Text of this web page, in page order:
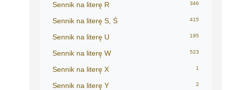
Sennik na literę R 346
Sennik na literę S, Ś 415
Sennik na literę U 195
Sennik na literę W 523
Sennik na literę X 1
Sennik na literę Y 2